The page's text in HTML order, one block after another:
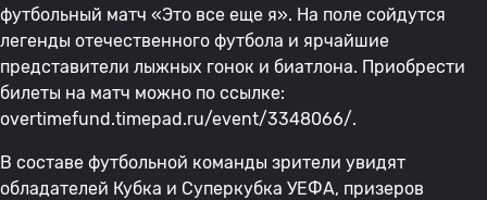
футбольный матч «Это все еще я». На поле сойдутся
легенды отечественного футбола и ярчайшие
представители лыжных гонок и биатлона. Приобрести
билеты на матч можно по ссылке:
overtimefund.timepad.ru/event/3348066/.
В составе футбольной команды зрители увидят
обладателей Кубка и Суперкубка УЕФА, призеров